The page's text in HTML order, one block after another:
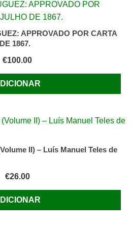
APPROVADO POR CARTA
1867.
€100.00
II) – Luís Manuel Teles de
€26.00